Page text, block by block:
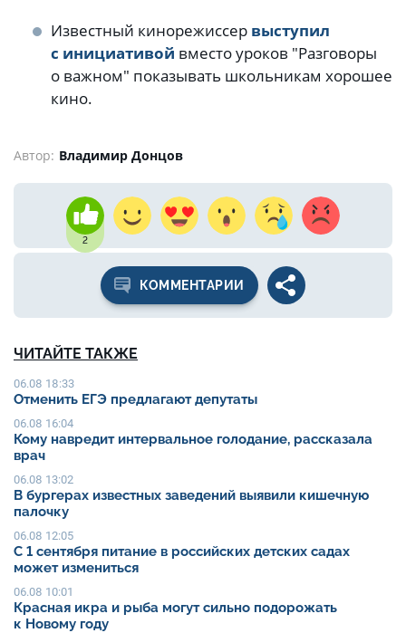
Известный кинорежиссер выступил
с инициативой вместо уроков "Разговоры
о важном" показывать школьникам хорошее
кино.
Автор: Владимир Донцов
2
КОММЕНТАРИИ
ЧИТАЙТЕ ТАКЖЕ
06.08 18:33
Отменить ЕГЭ предлагают депутаты
06.08 16:04
Кому навредит интервальное голодание, рассказала
врач
06.08 13:02
В бургерах известных заведений выявили кишечную
палочку
06.08 12:05
С 1 сентября питание в российских детских садах
может измениться
06.08 10:01
Красная икра и рыба могут сильно подорожать
к Новому году